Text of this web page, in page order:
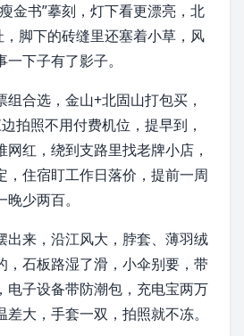
瘦金书”摹刻，灯下看更漂亮，北
，脚下的砖缝里还塞着小草 ，风
下子有了影子。
合选，金山+北固山打包买，
拍照不用付费机位，提早到，
红，绕到支路里找老牌小店，
，住宿盯工作日落价，提前一周
少两百。
出来，沿江风大，脖套、薄羽绒
，石板路湿了滑，小伞别要，带
电子设备带防潮包，充电宝两万
大，手套一双，拍照就不冻。